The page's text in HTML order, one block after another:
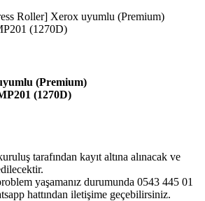
Roller] Xerox uyumlu (Premium)
(1270D)
(Premium)
(1270D)
tarafından kayıt altına alınacak ve
yaşamanız durumunda 0543 445 01
hattından iletişime geçebilirsiniz.